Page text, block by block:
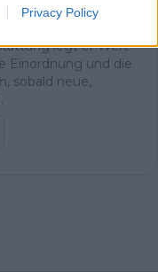
Privacy Policy
legt er Wert
Einordnung und die
sobald neue,